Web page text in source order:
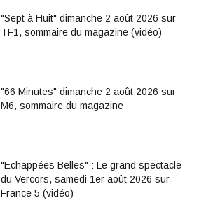
"Sept à Huit" dimanche 2 août 2026 sur
TF1, sommaire du magazine (vidéo)
"66 Minutes" dimanche 2 août 2026 sur
M6, sommaire du magazine
"Echappées Belles" : Le grand spectacle
du Vercors, samedi 1er août 2026 sur
France 5 (vidéo)